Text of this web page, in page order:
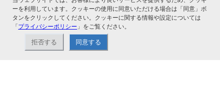
関連サービス
ーを利用しています。クッキーの使用に同意いただける場合は「同意」ボ
タンをクリックしてください。クッキーに関する情報や設定については
「プライバシーポリシー 」をご覧ください。
拒否する 同意する